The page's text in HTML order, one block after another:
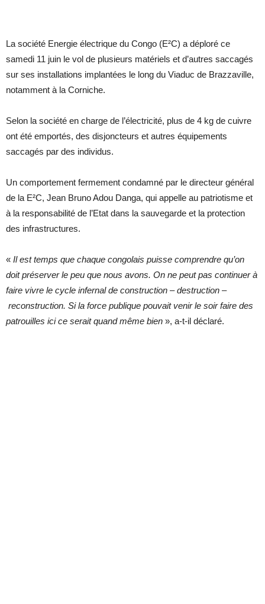
La société Energie électrique du Congo (E²C) a déploré ce
samedi 11 juin le vol de plusieurs matériels et d’autres saccagés
sur ses installations implantées le long du Viaduc de Brazzaville,
notamment à la Corniche.
Selon la société en charge de l’électricité, plus de 4 kg de cuivre
ont été emportés, des disjoncteurs et autres équipements
saccagés par des individus.
Un comportement fermement condamné par le directeur général
de la E²C, Jean Bruno Adou Danga, qui appelle au patriotisme et
à la responsabilité de l’Etat dans la sauvegarde et la protection
des infrastructures.
« Il est temps que chaque congolais puisse comprendre qu’on
doit préserver le peu que nous avons. On ne peut pas continuer à
faire vivre le cycle infernal de construction –destruction –
reconstruction. Si la force publique pouvait venir le soir faire des
patrouilles ici ce serait quand même bien », a-t-il déclaré.